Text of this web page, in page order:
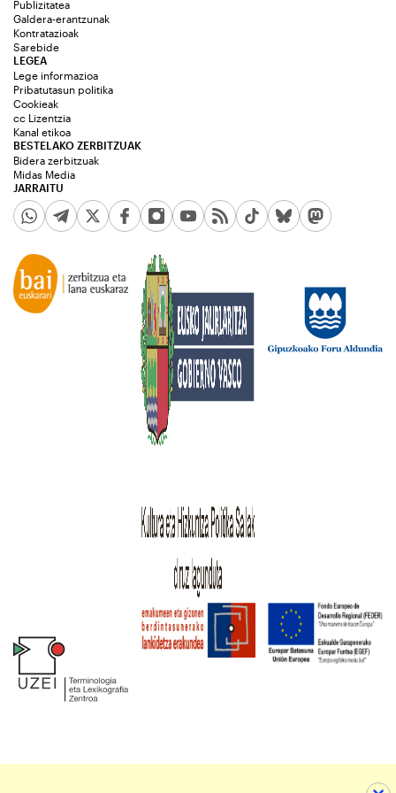
Publizitatea
Galdera-erantzunak
Kontratazioak
Sarebide
JARRAITU
LEGEA
Lege informazioa
Pribatutasun politika
Cookieak
cc Lizentzia
Kanal etikoa
BESTELAKO ZERBITZUAK
Bidera zerbitzuak
Midas Media